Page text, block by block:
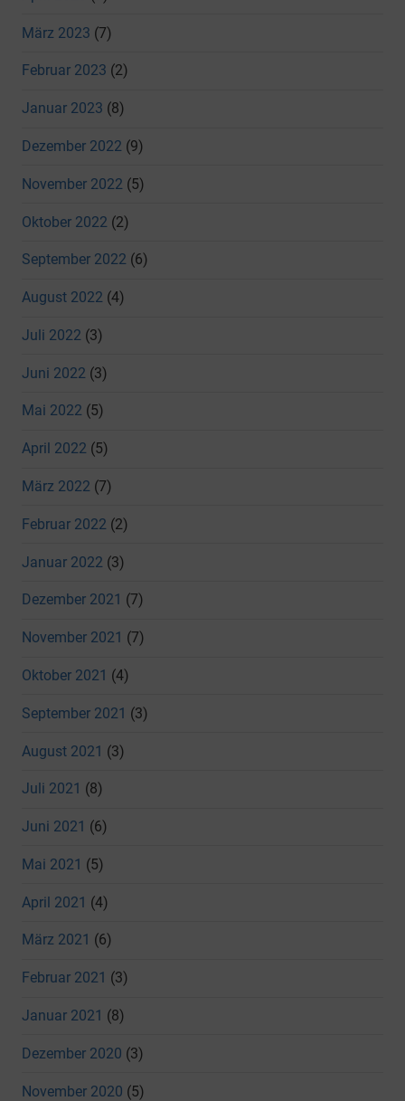
März 2023 (7)
Februar 2023 (2)
Januar 2023 (8)
Dezember 2022 (9)
November 2022 (5)
Oktober 2022 (2)
September 2022 (6)
August 2022 (4)
Juli 2022 (3)
Juni 2022 (3)
Mai 2022 (5)
April 2022 (5)
März 2022 (7)
Februar 2022 (2)
Januar 2022 (3)
Dezember 2021 (7)
November 2021 (7)
Oktober 2021 (4)
September 2021 (3)
August 2021 (3)
Juli 2021 (8)
Juni 2021 (6)
Mai 2021 (5)
April 2021 (4)
März 2021 (6)
Februar 2021 (3)
Januar 2021 (8)
Dezember 2020 (3)
November 2020 (5)